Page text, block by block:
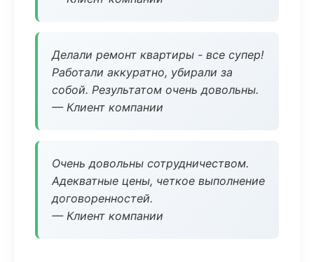
Делали ремонт квартиры - все супер!
Работали аккуратно, убирали за
собой. Результатом очень довольны.
— Клиент компании
Очень довольны сотрудничеством.
Адекватные цены, четкое выполнение
договоренностей.
— Клиент компании